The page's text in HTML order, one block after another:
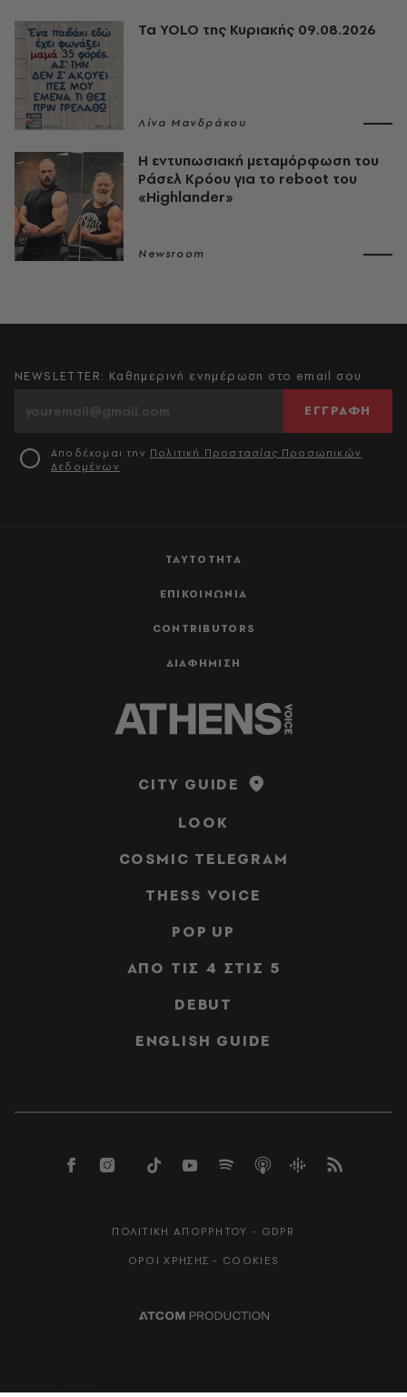
Τα YOLO της Κυριακής 09.08.2026
Λίνα Μανδράκου
Η εντυπωσιακή μεταμόρφωση του
Ράσελ Κρόου για το reboot του
«Highlander»
Newsroom
ΤΑΥΤΟΤΗΤΑ
ΕΠΙΚΟΙΝΩΝΙΑ
CONTRIBUTORS
ΔΙΑΦΗΜΙΣΗ
NEWSLETTER: Καθημερινή ενημέρωση στο email σου
ΕΓΓΡΑΦΗ
Αποδέχομαι την Πολιτική Προστασίας Προσωπικών
Δεδομένων
CITY GUIDE
LOOK
COSMIC TELEGRAM
THESS VOICE
POP UP
ΑΠΟ ΤΙΣ 4 ΣΤΙΣ 5
DEBUT
ENGLISH GUIDE
ΠΟΛΙΤΙΚΗ ΑΠΟΡΡΗΤΟΥ - GDPR
ΟΡΟΙ ΧΡΗΣΗΣ - COOKIES